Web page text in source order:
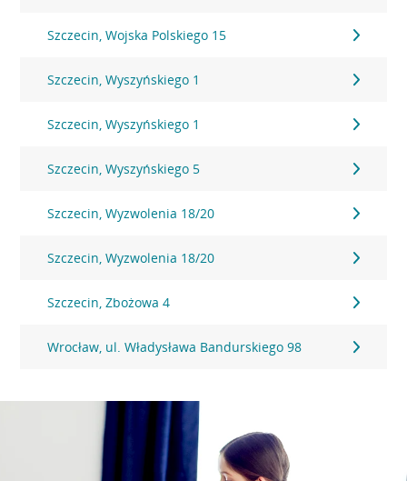
Szczecin, Wojska Polskiego 15
Szczecin, Wyszyńskiego 1
Szczecin, Wyszyńskiego 1
Szczecin, Wyszyńskiego 5
Szczecin, Wyzwolenia 18/20
Szczecin, Wyzwolenia 18/20
Szczecin, Zbożowa 4
Wrocław, ul. Władysława Bandurskiego 98